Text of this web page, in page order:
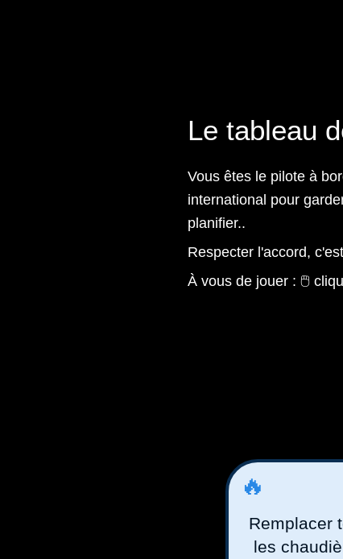
Le tableau
Vous êtes le pilote à
international pour
planifier..
Respecter l'accord,
À vous de jouer : 🖱️
🔥
Remplacer
les